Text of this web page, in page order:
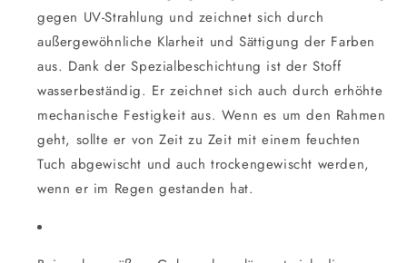
gegen UV-Strahlung und zeichnet sich durch
außergewöhnliche Klarheit und Sättigung der Farben
aus. Dank der Spezialbeschichtung ist der Stoff
wasserbeständig. Er zeichnet sich auch durch erhöhte
mechanische Festigkeit aus. Wenn es um den Rahmen
geht, sollte er von Zeit zu Zeit mit einem feuchten
Tuch abgewischt und auch trockengewischt werden,
wenn er im Regen gestanden hat.